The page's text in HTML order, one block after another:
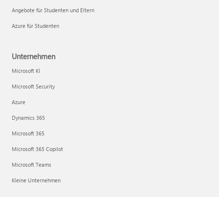
Angebote für Studenten und Eltern
Azure für Studenten
Unternehmen
Microsoft KI
Microsoft Security
Azure
Dynamics 365
Microsoft 365
Microsoft 365 Copilot
Microsoft Teams
Kleine Unternehmen